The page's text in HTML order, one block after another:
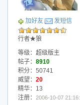
加好友 发短信
行者★狼
等级：超级版主
帖子： 8910
积分：50741
威望： 20
精华：13
注册： 2006-10-07